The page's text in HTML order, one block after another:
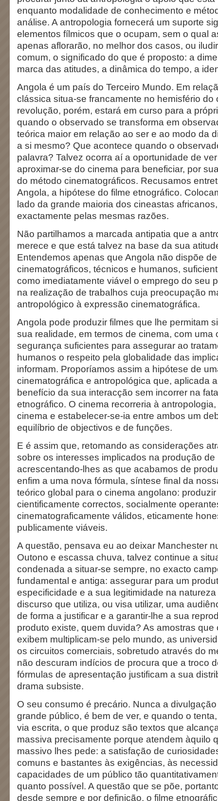
enquanto modalidade de conhecimento e
análise. A antropologia fornecerá um suporte
elementos fílmicos que o ocupam, sem o qual
apenas aflorarão, no melhor dos casos, ou
comum, o significado do que é proposto: a
marca das atitudes, a dinâmica do tempo, a
Angola é um país do Terceiro Mundo. Em
clássica situa-se francamente no hemisfério do
revolução, porém, estará em curso para a
quando o observado se transforma em
teórica maior em relação ao ser e ao modo da
a si mesmo? Que acontece quando o
palavra? Talvez ocorra aí a oportunidade de
aproximar-se do cinema para beneficiar, por
do método cinematográficos. Recusamos
Angola, a hipótese do filme etnográfico.
lado da grande maioria dos cineastas
exactamente pelas mesmas razões.
Não partilhamos a marcada antipatia que a
merece e que está talvez na base da sua
Entendemos apenas que Angola não dispõe
cinematográficos, técnicos e humanos,
como imediatamente viável o emprego do seu
na realização de trabalhos cuja preocupação
antropológico à expressão cinematográfica.
Angola pode produzir filmes que lhe permitam
sua realidade, em termos de cinema, com uma
segurança suficientes para assegurar ao
humanos o respeito pela globalidade das
informam. Proporíamos assim a hipótese de
cinematográfica e antropológica que, aplicada
benefício da sua interacção sem incorrer na
etnográfico. O cinema recorreria à
cinema e estabelecer-se-ia entre ambos um
equilíbrio de objectivos e de funções.
E é assim que, retomando as considerações
sobre os interesses implicados na produção de
acrescentando-lhes as que acabamos de
enfim a uma nova fórmula, síntese final da
teórico global para o cinema angolano: produzir
cientificamente correctos, socialmente
cinematograficamente válidos, eticamente
publicamente viáveis.
A questão, pensava eu ao deixar Manchester
Outono e escassa chuva, talvez continue a
condenada a situar-se sempre, no exacto
fundamental e antiga: assegurar para um
especificidade e a sua legitimidade na
discurso que utiliza, ou visa utilizar, uma
de forma a justificar e a garantir-lhe a sua
produto existe, quem duvida? As amostras que
exibem multiplicam-se pelo mundo, as
os circuitos comerciais, sobretudo através do
não descuram indícios de procura que a troco
fórmulas de apresentação justificam a sua
drama subsiste.
O seu consumo é precário. Nunca a
grande público, é bem de ver, e quando o
via escrita, o que produz são textos que
massiva precisamente porque atendem àquilo
massivo lhes pede: a satisfação de
comuns e bastantes às exigências, às
capacidades de um público tão
quanto possível. A questão que se põe,
desde sempre e por definição, o filme